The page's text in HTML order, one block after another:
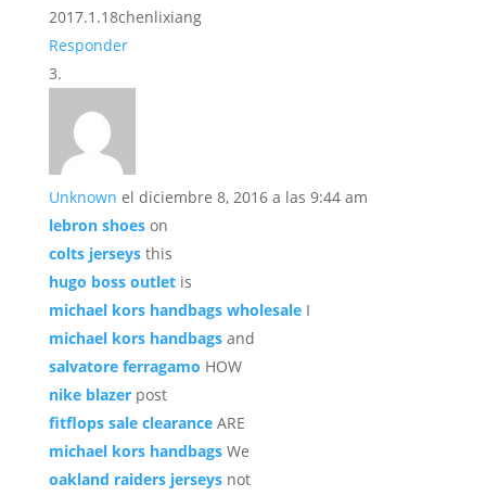
2017.1.18chenlixiang
Responder
Unknown el diciembre 8, 2016 a las 9:44 am
lebron shoeson
colts jerseysthis
hugo boss outletis
michael kors handbags wholesaleI
michael kors handbagsand
salvatore ferragamo HOW
nike blazerpost
fitflops sale clearanceARE
michael kors handbagsWe
oakland raiders jerseysnot